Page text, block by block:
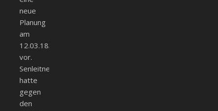
neue
Planung
am
12.03.1834
vor.
Senleitner
hatte
gegen
den